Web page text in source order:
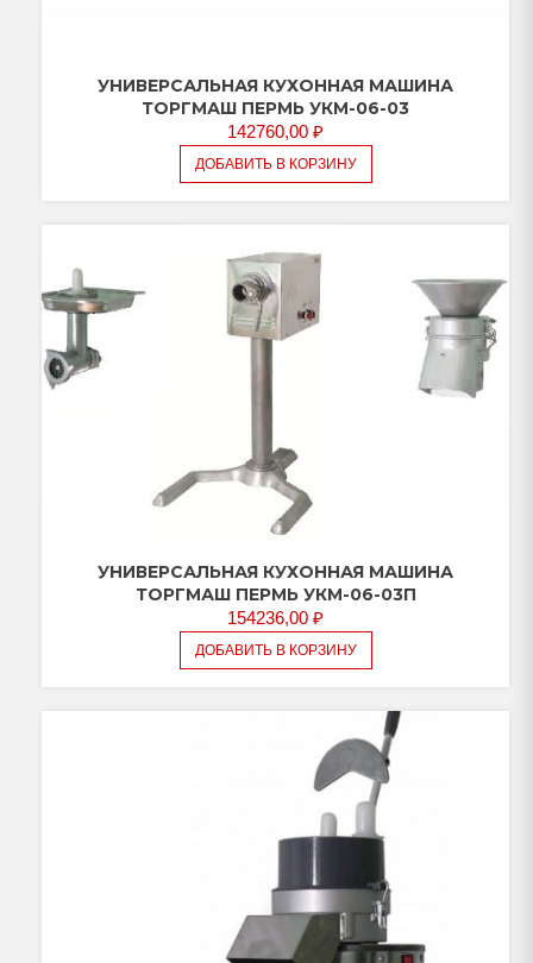
УНИВЕРСАЛЬНАЯ КУХОННАЯ МАШИНА
ТОРГМАШ ПЕРМЬ УКМ-06-03
142760,00 ₽
ДОБАВИТЬ В КОРЗИНУ
УНИВЕРСАЛЬНАЯ КУХОННАЯ МАШИНА
ТОРГМАШ ПЕРМЬ УКМ-06-03П
154236,00 ₽
ДОБАВИТЬ В КОРЗИНУ